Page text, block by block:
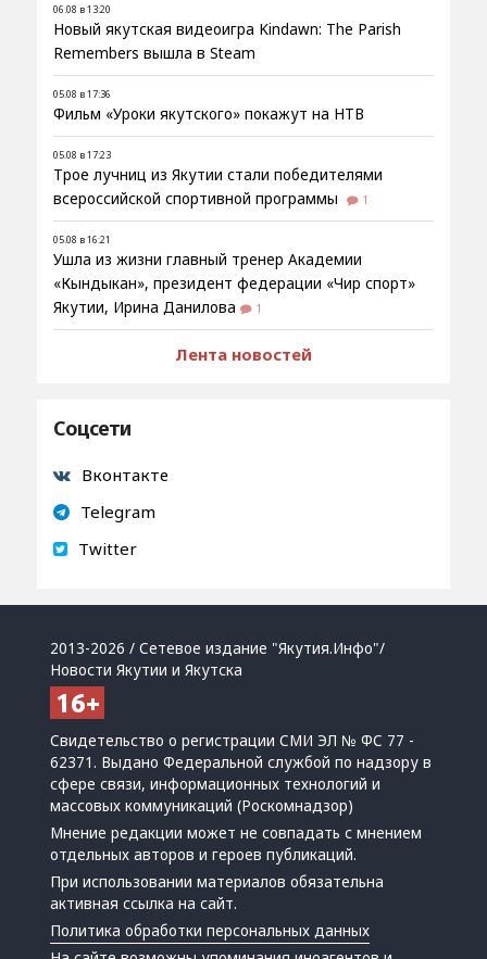
06.08 в 13:20
Новый якутская видеоигра Kindawn: The Parish
Remembers вышла в Steam
05.08 в 17:36
Фильм «Уроки якутского» покажут на НТВ
05.08 в 17:23
Трое лучниц из Якутии стали победителями
всероссийской спортивной программы
1
05.08 в 16:21
Ушла из жизни главный тренер Академии
«Кындыкан», президент федерации «Чир спорт»
Якутии, Ирина Данилова
1
Лента новостей
Соцсети
Вконтакте
Telegram
Twitter
2013-2026 / Сетевое издание "Якутия.Инфо"/
Новости Якутии и Якутска
Свидетельство о регистрации СМИ ЭЛ № ФС 77 -
62371. Выдано Федеральной службой по надзору в
сфере связи, информационных технологий и
массовых коммуникаций (Роскомнадзор)
Мнение редакции может не совпадать с мнением
отдельных авторов и героев публикаций.
При использовании материалов обязательна
активная ссылка на сайт.
Политика обработки персональных данных